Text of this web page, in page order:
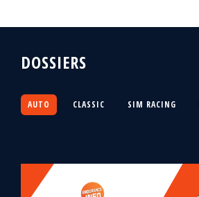
DOSSIERS
AUTO CLASSIC SIM RACING